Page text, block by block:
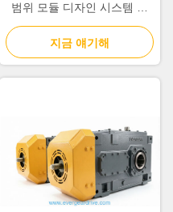
범위 모듈 디자인 시스템 및
중장비용 소음 감축
지금 얘기해